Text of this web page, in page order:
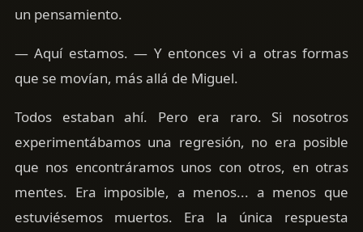
un pensamiento.
— Aquí estamos. — Y entonces vi a otras formas
que se movían, más allá de Miguel.
Todos estaban ahí. Pero era raro. Si nosotros
experimentábamos una regresión, no era posible
que nos encontráramos unos con otros, en otras
mentes. Era imposible, a menos... a menos que
estuviésemos muertos. Era la única respuesta